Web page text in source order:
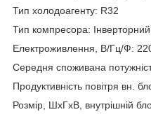
Тип холодоагенту: R32
Тип компресора: Інверторний
Електроживлення, В/Гц/Ф:
Середня споживана
Продуктивність повітря вн.
Розмір, ШхГхВ, внутрішній